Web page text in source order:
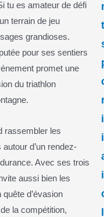
tu es amateur de défi
terrain de jeu
grandioses.
pour ses sentiers
promet une
du triathlon
rassembler les
d’un rendez-
Avec ses trois
aussi bien les
d’évasion
la compétition,